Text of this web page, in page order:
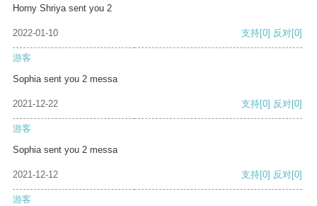
Horny Shriya sent you 2
2022-01-10 支持[0] 反对[0]
游客
Sophia sent you 2 messa
2021-12-22 支持[0] 反对[0]
游客
Sophia sent you 2 messa
2021-12-12 支持[0] 反对[0]
游客